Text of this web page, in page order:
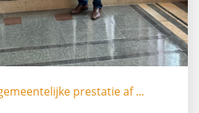
prestatie af ...